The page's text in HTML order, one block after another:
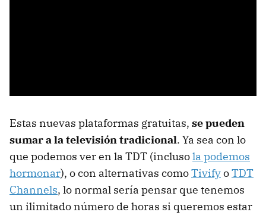
Estas nuevas plataformas gratuitas, se pueden
sumar a la televisión tradicional. Ya sea con lo
que podemos ver en la TDT (inclusola podemos
hormonar), o con alternativas comoTivifyoTDT
Channels, lo normal sería pensar que tenemos
un ilimitado número de horas si queremos estar